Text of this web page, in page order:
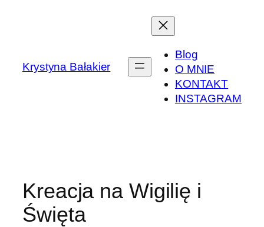
Krystyna Bałakier
Blog
O MNIE
KONTAKT
INSTAGRAM
Kreacja na Wigilię i
Święta